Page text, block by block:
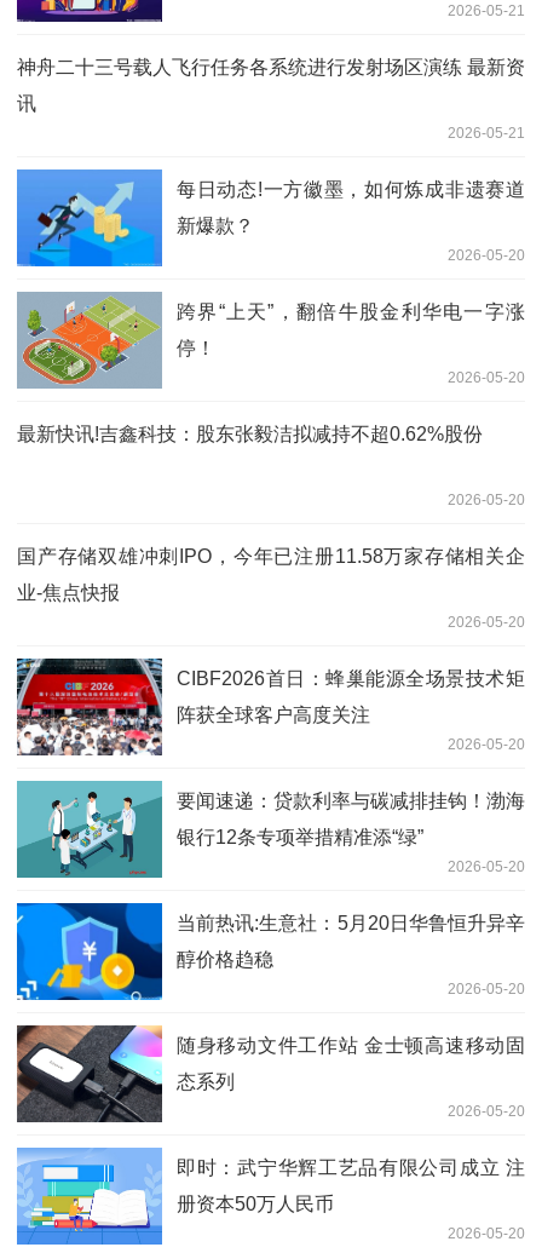
2026-05-21
神舟二十三号载人飞行任务各系统进行发射场区演练 最新资
讯
2026-05-21
每日动态!一方徽墨，如何炼成非遗赛道
新爆款？
2026-05-20
跨界“上天”，翻倍牛股金利华电一字涨
停！
2026-05-20
最新快讯!吉鑫科技：股东张毅洁拟减持不超0.62%股份
2026-05-20
国产存储双雄冲刺IPO，今年已注册11.58万家存储相关企
业-焦点快报
2026-05-20
CIBF2026首日：蜂巢能源全场景技术矩
阵获全球客户高度关注
2026-05-20
要闻速递：贷款利率与碳减排挂钩！渤海
银行12条专项举措精准添“绿”
2026-05-20
当前热讯:生意社：5月20日华鲁恒升异辛
醇价格趋稳
2026-05-20
随身移动文件工作站 金士顿高速移动固
态系列
2026-05-20
即时：武宁华辉工艺品有限公司成立 注
册资本50万人民币
2026-05-20